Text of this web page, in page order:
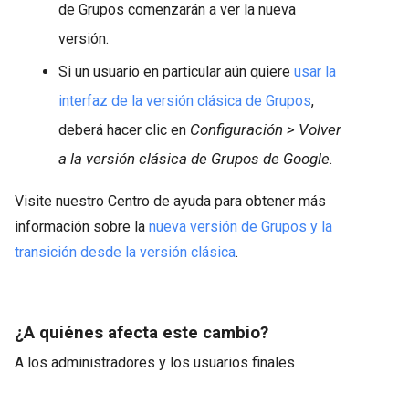
de Grupos comenzarán a ver la nueva
versión.
Si un usuario en particular aún quiere usar la
interfaz de la versión clásica de Grupos,
deberá hacer clic en Configuración > Volver
a la versión clásica de Grupos de Google.
Visite nuestro Centro de ayuda para obtener más
información sobre la nueva versión de Grupos y la
transición desde la versión clásica.
¿A quiénes afecta este cambio?
A los administradores y los usuarios finales